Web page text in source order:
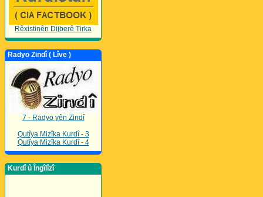
Rêxistinên Dijberê Tirka
Radyo Zindî ( Lîve )
7 - Radyo yên Zindî
Qutîya Mizîka Kurdî - 3
Qutîya Mizîka Kurdî - 4
Kurdî û Îngîlîzî